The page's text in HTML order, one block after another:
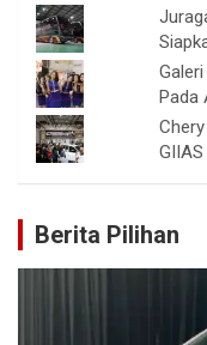
Pada
Berita Pilihan